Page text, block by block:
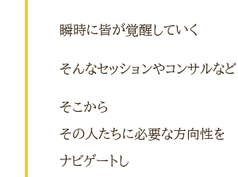
瞬時に皆が覚醒していく
そんなセッションやコンサルな
そこから
その人たちに必要な方向性を
ナビゲートし